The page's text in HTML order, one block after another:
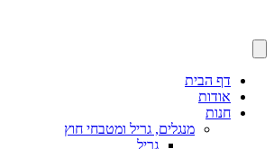
דף הבית
אודות
חנות
מנגלים, גריל ומטבחי חוץ
גריל